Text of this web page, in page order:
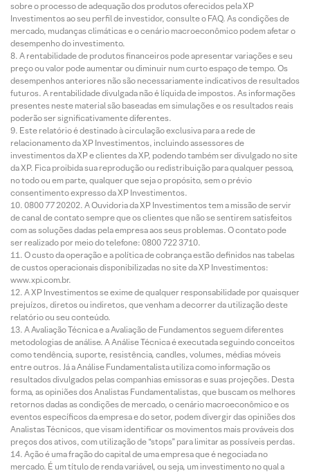
sobre o processo de adequação dos produtos oferecidos pela XP
Investimentos ao seu perfil de investidor, consulte o FAQ. As condições de
mercado, mudanças climáticas e o cenário macroeconômico podem afetar o
desempenho do investimento.
A rentabilidade de produtos financeiros pode apresentar variações e seu
preço ou valor pode aumentar ou diminuir num curto espaço de tempo. Os
desempenhos anteriores não são necessariamente indicativos de resultados
futuros. A rentabilidade divulgada não é líquida de impostos. As informações
presentes neste material são baseadas em simulações e os resultados reais
poderão ser significativamente diferentes.
Este relatório é destinado à circulação exclusiva para a rede de
relacionamento da XP Investimentos, incluindo assessores de
investimentos da XP e clientes da XP, podendo também ser divulgado no site
da XP. Fica proibida sua reprodução ou redistribuição para qualquer pessoa,
no todo ou em parte, qualquer que seja o propósito, sem o prévio
consentimento expresso da XP Investimentos.
0800 77 20202. A Ouvidoria da XP Investimentos tem a missão de servir
de canal de contato sempre que os clientes que não se sentirem satisfeitos
com as soluções dadas pela empresa aos seus problemas. O contato pode
ser realizado por meio do telefone: 0800 722 3710.
O custo da operação e a política de cobrança estão definidos nas tabelas
de custos operacionais disponibilizadas no site da XP Investimentos:
www.xpi.com.br.
A XP Investimentos se exime de qualquer responsabilidade por quaisquer
prejuízos, diretos ou indiretos, que venham a decorrer da utilização deste
relatório ou seu conteúdo.
A Avaliação Técnica e a Avaliação de Fundamentos seguem diferentes
metodologias de análise. A Análise Técnica é executada seguindo conceitos
como tendência, suporte, resistência, candles, volumes, médias móveis
entre outros. Já a Análise Fundamentalista utiliza como informação os
resultados divulgados pelas companhias emissoras e suas projeções. Desta
forma, as opiniões dos Analistas Fundamentalistas, que buscam os melhores
retornos dadas as condições de mercado, o cenário macroeconômico e os
eventos específicos da empresa e do setor, podem divergir das opiniões dos
Analistas Técnicos, que visam identificar os movimentos mais prováveis dos
preços dos ativos, com utilização de “stops” para limitar as possíveis perdas.
Ação é uma fração do capital de uma empresa que é negociada no
mercado. É um título de renda variável, ou seja, um investimento no qual a